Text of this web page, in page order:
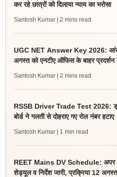
कर रहे छात्रों को दिलाया न्याय का भरोसा
Santosh Kumar | 2 mins read
UGC NET Answer Key 2026:
अगस्त को एनटीए ऑफिस के बाहर प्रदर्शन
Santosh Kumar | 2 mins read
RSSB Driver Trade Test 2026:
बोर्ड ने गलती से दोहराए गए रोल नंबर हटाए
Santosh Kumar | 1 min read
REET Mains DV Schedule: अपर
शेड्यूल व निर्देश जारी, प्रक्रिया 12